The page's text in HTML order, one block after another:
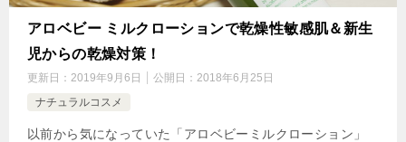
アロベビー ミルクローションで乾燥性敏感肌＆新生
児からの乾燥対策！
更新日： 2019年9月6日 公開日： 2018年6月25日
ナチュラルコスメ
以前から気になっていた「アロベビーミルクローション」